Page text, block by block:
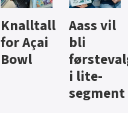
Brus og
jus fra
Berentsen
Hard
iste fra
Hansa